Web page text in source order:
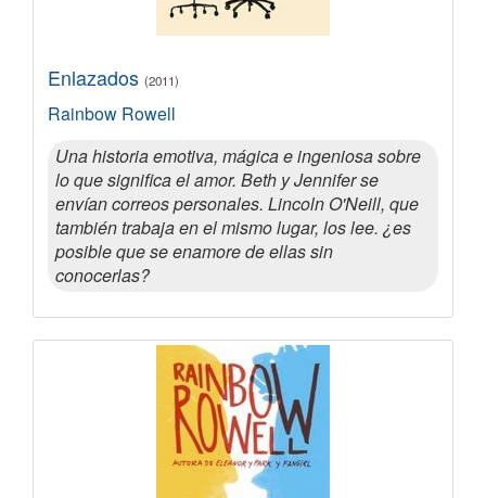
Enlazados (2011)
Rainbow Rowell
Una historia emotiva, mágica e ingeniosa sobre
lo que significa el amor. Beth y Jennifer se
envían correos personales. Lincoln O'Neill, que
también trabaja en el mismo lugar, los lee. ¿es
posible que se enamore de ellas sin
conocerlas?